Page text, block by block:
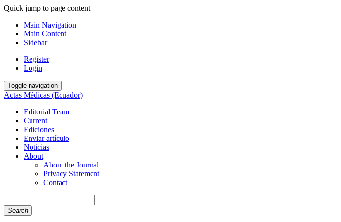
Quick jump to page content
Main Navigation
Main Content
Sidebar
Register
Login
Toggle navigation
Actas Médicas (Ecuador)
Editorial Team
Current
Ediciones
Enviar artículo
Noticias
About
About the Journal
Privacy Statement
Contact
Search